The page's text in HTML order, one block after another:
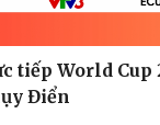
tiếp World Cup
Điển